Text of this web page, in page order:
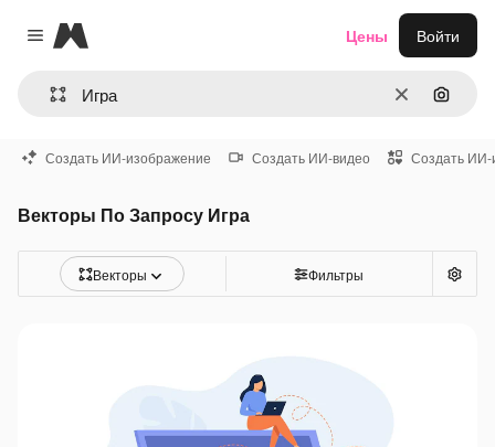
Close menu
Magnific
ОчиститьПоиск
Цены Войти
Создать ИИ-изображение Создать ИИ-видео Создать ИИ-
Векторы По Запросу Игра
Векторы Фильтры